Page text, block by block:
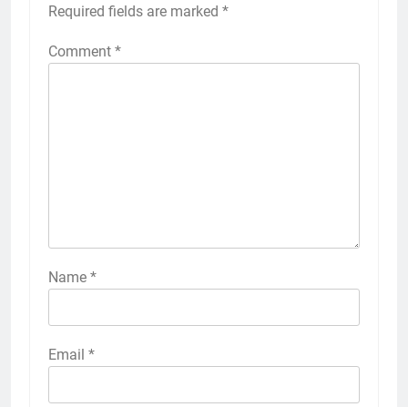
Required fields are marked *
Comment *
Name *
Email *